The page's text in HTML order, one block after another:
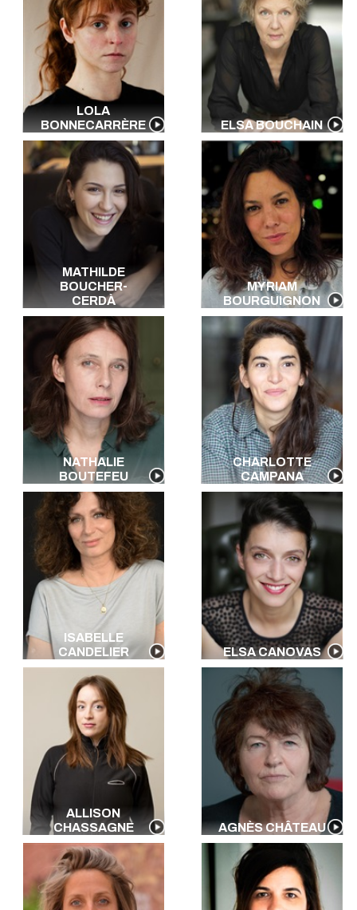
LOLA
BONNECARRÈRE
ELSA BOUCHAIN
MATHILDE
BOUCHER-
CERDÀ
MYRIAM
BOURGUIGNON
NATHALIE
BOUTEFEU
CHARLOTTE
CAMPANA
ISABELLE
CANDELIER
ELSA CANOVAS
ALLISON
CHASSAGNE
AGNÈS CHÂTEAU